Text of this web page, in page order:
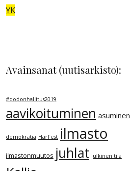
YK
Avainsanat (uutisarkisto):
#dodonhallitus2019
aavikoituminen asuminen
demokratia HarFest ilmasto
ilmastonmuutos juhlat julkinen tila